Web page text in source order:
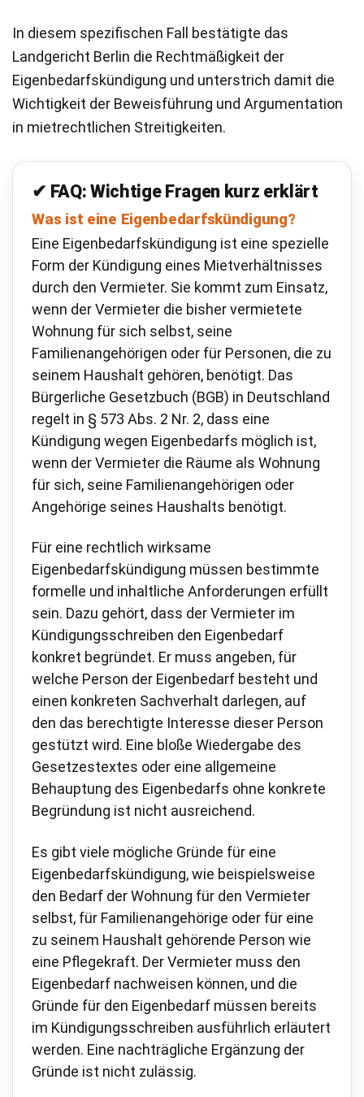
In diesem spezifischen Fall bestätigte das
Landgericht Berlin die Rechtmäßigkeit der
Eigenbedarfskündigung und unterstrich damit die
Wichtigkeit der Beweisführung und Argumentation
in mietrechtlichen Streitigkeiten.
✔ FAQ: Wichtige Fragen kurz erklärt
Was ist eine Eigenbedarfskündigung?
Eine Eigenbedarfskündigung ist eine spezielle
Form der Kündigung eines Mietverhältnisses
durch den Vermieter. Sie kommt zum Einsatz,
wenn der Vermieter die bisher vermietete
Wohnung für sich selbst, seine
Familienangehörigen oder für Personen, die zu
seinem Haushalt gehören, benötigt. Das
Bürgerliche Gesetzbuch (BGB) in Deutschland
regelt in § 573 Abs. 2 Nr. 2, dass eine
Kündigung wegen Eigenbedarfs möglich ist,
wenn der Vermieter die Räume als Wohnung
für sich, seine Familienangehörigen oder
Angehörige seines Haushalts benötigt.
Für eine rechtlich wirksame
Eigenbedarfskündigung müssen bestimmte
formelle und inhaltliche Anforderungen erfüllt
sein. Dazu gehört, dass der Vermieter im
Kündigungsschreiben den Eigenbedarf
konkret begründet. Er muss angeben, für
welche Person der Eigenbedarf besteht und
einen konkreten Sachverhalt darlegen, auf
den das berechtigte Interesse dieser Person
gestützt wird. Eine bloße Wiedergabe des
Gesetzestextes oder eine allgemeine
Behauptung des Eigenbedarfs ohne konkrete
Begründung ist nicht ausreichend.
Es gibt viele mögliche Gründe für eine
Eigenbedarfskündigung, wie beispielsweise
den Bedarf der Wohnung für den Vermieter
selbst, für Familienangehörige oder für eine
zu seinem Haushalt gehörende Person wie
eine Pflegekraft. Der Vermieter muss den
Eigenbedarf nachweisen können, und die
Gründe für den Eigenbedarf müssen bereits
im Kündigungsschreiben ausführlich erläutert
werden. Eine nachträgliche Ergänzung der
Gründe ist nicht zulässig.